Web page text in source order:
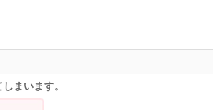
まいます。